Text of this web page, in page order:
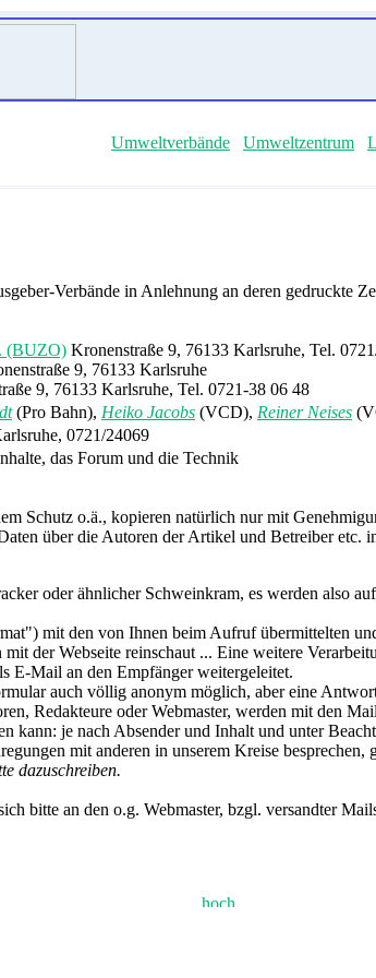
Umweltverbände Umweltzentrum
Verbände in Anlehnung an deren gedruckte
(BUZO) Kronenstraße 9, 76133 Karlsruhe, Tel.
9, 76133 Karlsruhe
9, 76133 Karlsruhe, Tel. 0721-38 06 48
(Pro Bahn), Heiko Jacobs (VCD), Reiner Neises
0721/24069
das Forum und die Technik
Schutz o.ä., kopieren natürlich nur mit
über die Autoren der Artikel und Betreiber etc.
oder ähnlicher Schweinkram, es werden also
mit den von Ihnen beim Aufruf übermittelten
der Webseite reinschaut ... Eine weitere
E-Mail an den Empfänger weitergeleitet.
auch völlig anonym möglich, aber eine
Redakteure oder Webmaster, werden mit den
kann: je nach Absender und Inhalt und unter
mit anderen in unserem Kreise besprechen,
dazuschreiben.
bitte an den o.g. Webmaster, bzgl. versandter